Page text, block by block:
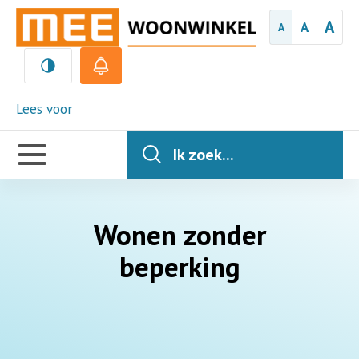
A A A
Lees voor
MEE
Handige
links
Ik zoek...
Wonen zonder
beperking